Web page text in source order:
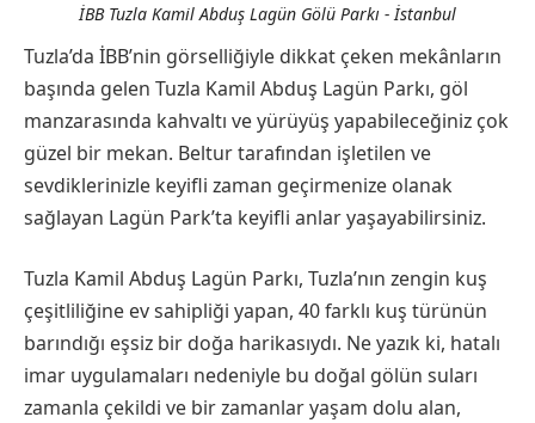
İBB Tuzla Kamil Abduş Lagün Gölü Parkı - İstanbul
Tuzla’da İBB’nin görselliğiyle dikkat çeken mekânların
başında gelen Tuzla Kamil Abduş Lagün Parkı, göl
manzarasında kahvaltı ve yürüyüş yapabileceğiniz çok
güzel bir mekan. Beltur tarafından işletilen ve
sevdiklerinizle keyifli zaman geçirmenize olanak
sağlayan Lagün Park’ta keyifli anlar yaşayabilirsiniz.
Tuzla Kamil Abduş Lagün Parkı, Tuzla’nın zengin kuş
çeşitliliğine ev sahipliği yapan, 40 farklı kuş türünün
barındığı eşsiz bir doğa harikasıydı. Ne yazık ki, hatalı
imar uygulamaları nedeniyle bu doğal gölün suları
zamanla çekildi ve bir zamanlar yaşam dolu alan,